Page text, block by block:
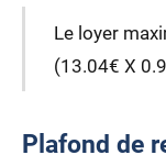
Le loyer
(13.04€ X
Plafond de